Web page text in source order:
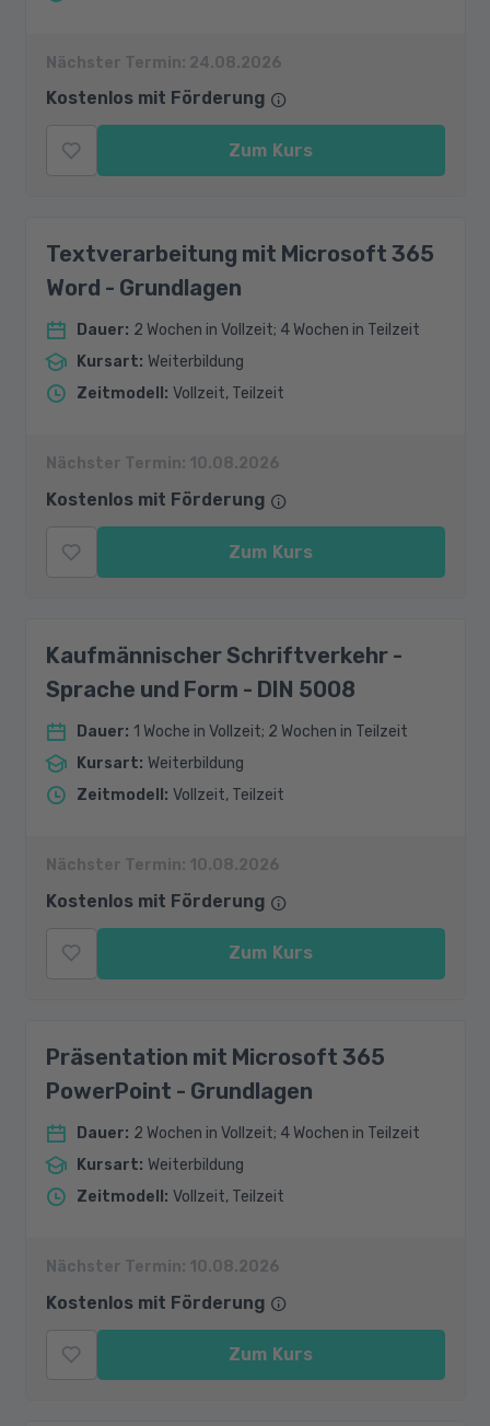
Nächster Termin: 24.08.2026
Kostenlos mit Förderung
Zum Kurs
Textverarbeitung mit Microsoft 365
Word - Grundlagen
Dauer: 2 Wochen in Vollzeit; 4 Wochen in Teilzeit
Kursart: Weiterbildung
Zeitmodell: Vollzeit, Teilzeit
Nächster Termin: 10.08.2026
Kostenlos mit Förderung
Zum Kurs
Kaufmännischer Schriftverkehr -
Sprache und Form - DIN 5008
Dauer: 1 Woche in Vollzeit; 2 Wochen in Teilzeit
Kursart: Weiterbildung
Zeitmodell : Vollzeit, Teilzeit
Nächster Termin: 10.08.2026
Kostenlos mit Förderung
Zum Kurs
Präsentation mit Microsoft 365
PowerPoint - Grundlagen
Dauer: 2 Wochen in Vollzeit; 4 Wochen in Teilzeit
Kursart: Weiterbildung
Zeitmodell : Vollzeit, Teilzeit
Nächster Termin: 10.08.2026
Kostenlos mit Förderung
Zum Kurs